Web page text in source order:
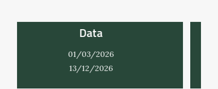
Data
01/03/2026
31/12/2026